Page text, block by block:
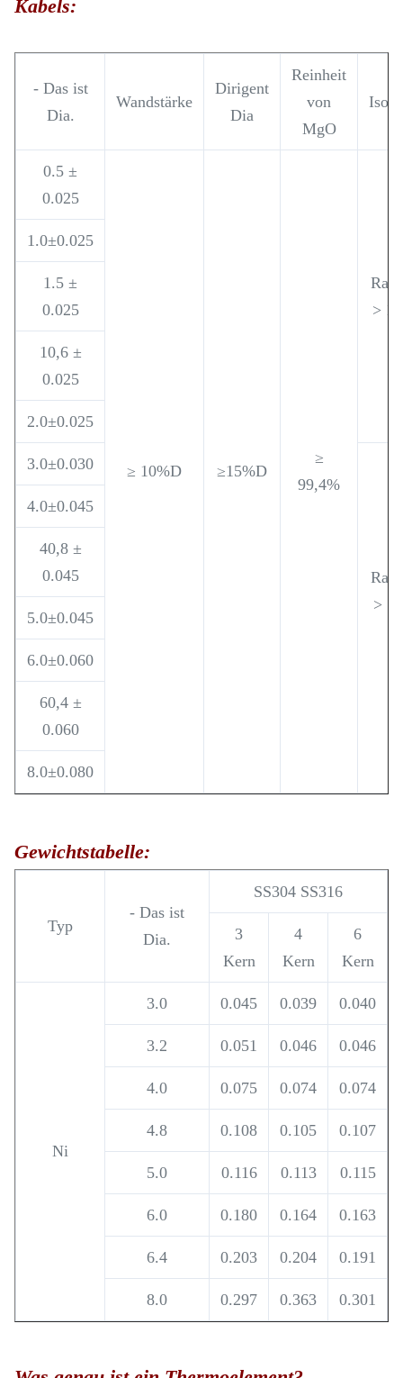
Kabels:
- Das ist
Dia.
Wandstärke
Dirigent
Dia
Reinheit
von
MgO
0.5 ±
0.025
≥ 10%D ≥15%D
≥
99,4%
>
1.0±0.025
1.5 ±
0.025
10,6 ±
0.025
2.0±0.025
3.0±0.030
>
4.0±0.045
40,8 ±
0.045
5.0±0.045
6.0±0.060
60,4 ±
0.060
8.0±0.080
Gewichtstabelle:
Typ
- Das ist
Dia.
SS304 SS316
3
Kern
4
Kern
6
Kern
Ni
3.0 0.045 0.039 0.040
3.2 0.051 0.046 0.046
4.0 0.075 0.074 0.074
4.8 0.108 0.105 0.107
5.0 0.116 0.113 0.115
6.0 0.180 0.164 0.163
6.4 0.203 0.204 0.191
8.0 0.297 0.363 0.301